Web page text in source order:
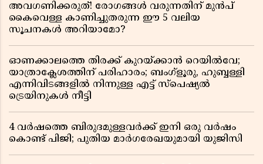
അവഗണിക്കരുത്! രോഗങ്ങൾ വരുന്നതിന് മുൻപ്
കൈവെള്ള കാണിച്ചുതരുന്ന ഈ 5 വലിയ
സൂചനകൾ അറിയാമോ?
ഓണക്കാലത്തെ തിരക്ക് കുറയ്ക്കാൻ റെയിൽവേ;
യാത്രാക്ലേശത്തിന് പരിഹാരം; ബംഗ്ളൂരു, ഹുബ്ബള്ളി
എന്നിവിടങ്ങളിൽ നിന്നുള്ള എട്ട് സ്പെഷ്യൽ
ട്രെയിനുകൾ നീട്ടി
4 വർഷത്തെ ബിരുദമുള്ളവർക്ക് ഇനി ഒരു വർഷം
കൊണ്ട് പിജി; പുതിയ മാർഗരേഖയുമായി യുജിസി